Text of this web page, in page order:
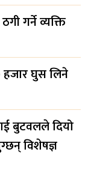
गर्ने व्यक्ति
हजार घुस लिने
बुटवलले दियो
विशेषज्ञ